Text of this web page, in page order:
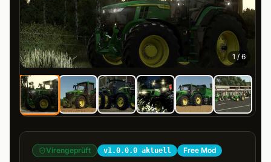
1 / 6
Virengeprüft v1.0.0.0 aktuell Free Mod